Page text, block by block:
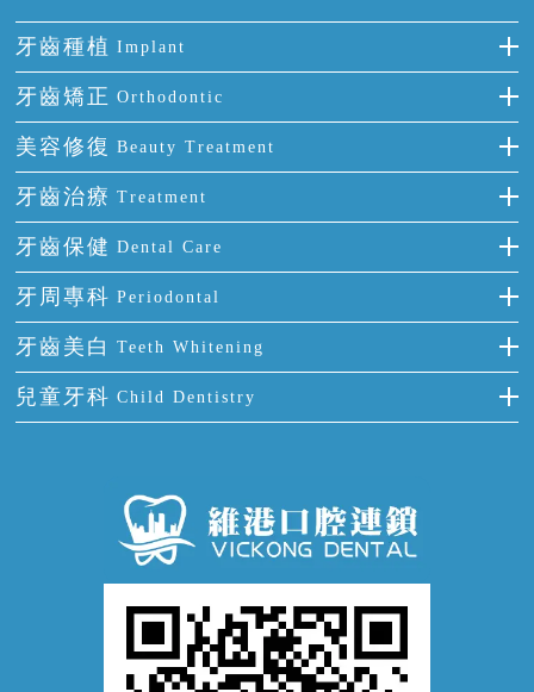
牙齒種植 Implant
種牙
單顆牙缺失
門牙缺失
多顆牙缺失
半口缺失
全口缺失
牙齒矯正 Orthodontic
隱形箍牙
前牙反頜
牙齒擁擠
牙齒前突
牙齒稀疏
美容修復 Beauty Treatment
全瓷牙
烤瓷牙
氟斑牙
四環素牙
活動假牙
牙貼面
牙齒治療 Treatment
補牙
智齒
根管治療
拔牙
牙痛
牙齒保健 Dental Care
正確刷牙
全國愛牙日
預防牙病
牙科通識
牙周專科 Periodontal
牙周炎
牙齦出血
牙齦炎
牙齦萎縮
牙齒美白 Teeth Whitening
冷光美白
兒童牙科 Child Dentistry